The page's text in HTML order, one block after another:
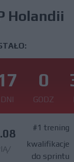
Holandii
DNI
0
GODZ
#1 trening
kwalifikacje
do sprintu